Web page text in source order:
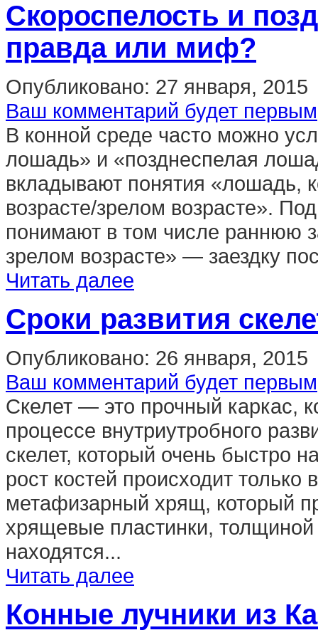
Скороспелость и
правда или миф?
Опубликовано: 27 января, 2015
Ваш комментарий будет первым
В конной среде часто можно
лошадь» и «позднеспелая
вкладывают понятия «лошадь,
возрасте/зрелом возрасте».
понимают в том числе раннюю
зрелом возрасте» — заездку
Читать далее
Сроки развития
Опубликовано: 26 января, 2015
Ваш комментарий будет первым
Скелет — это прочный каркас,
процессе внутриутробного
скелет, который очень быстро
рост костей происходит
метафизарный хрящ, который
хрящевые пластинки,
находятся...
Читать далее
Конные лучники из